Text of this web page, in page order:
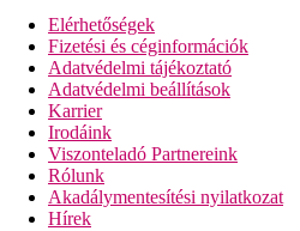
Elérhetőségek
Fizetési és céginformációk
Adatvédelmi tájékoztató
Adatvédelmi beállítások
Karrier
Irodáink
Viszonteladó Partnereink
Rólunk
Akadálymentesítési nyilatkozat
Hírek